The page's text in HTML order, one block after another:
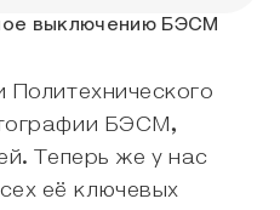
выключению БЭСМ
БЭСМ,
Теперь же у нас
её ключевых